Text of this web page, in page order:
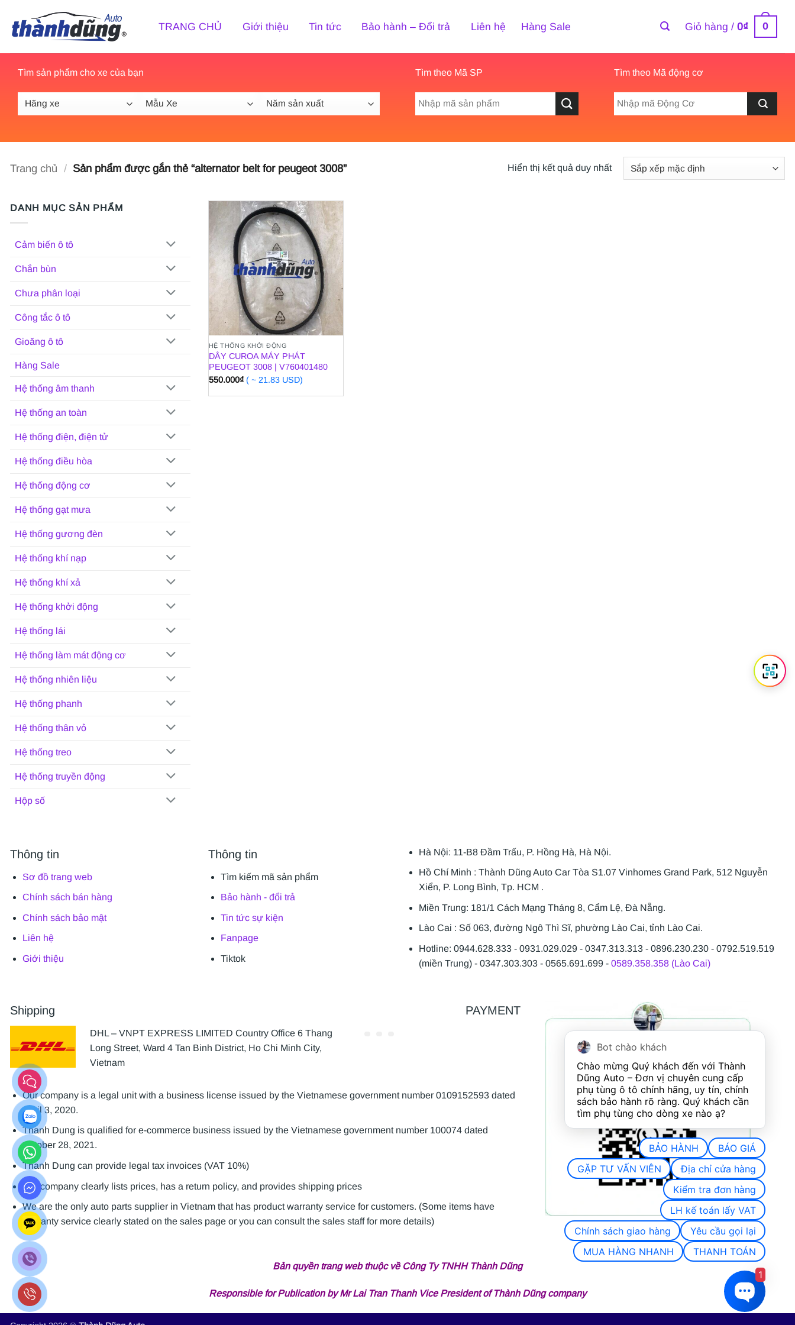
qua
nội
dung
TRANG CHỦ Giới thiệu Tin tức Bảo hành – Đổi trả Liên hệ Hàng Sale Giỏ hàng /0₫ 0
Tìm sản phẩm cho xe của bạn Tìm theo Mã SP
Tìm
Tìm theo Mã động cơ
Trang chủ / Sản phẩm được gắn thẻ “alternator belt for peugeot 3008” Hiển thị kết quả duy nhất
DANH MỤC SẢN PHẨM
Cảm biến ô tô
Chắn bùn
Chưa phân loại
Công tắc ô tô
Gioăng ô tô
Hàng Sale
Hệ thống âm thanh
Hệ thống an toàn
Hệ thống điện, điện tử
Hệ thống điều hòa
Hệ thống động cơ
Hệ thống gạt mưa
Hệ thống gương đèn
Hệ thống khí nạp
Hệ thống khí xả
Hệ thống khởi động
Hệ thống lái
Hệ thống làm mát động cơ
Hệ thống nhiên liệu
Hệ thống phanh
Hệ thống thân vỏ
Hệ thống treo
Hệ thống truyền động
Hộp số
HỆ THỐNG KHỞI ĐỘNG
DÂY CUROA MÁY PHÁT
PEUGEOT 3008 | V760401480
550.000₫ ( ~ 21.83 USD)
Thông tin
Sơ đồ trang web
Chính sách bán hàng
Chính sách bảo mật
Liên hệ
Giới thiệu
Thông tin
Tìm kiếm mã sản phẩm
Bảo hành - đổi trả
Tin tức sự kiện
Fanpage
Tiktok
Hà Nội: 11-B8 Đầm Trấu, P. Hồng Hà, Hà Nội.
Hồ Chí Minh : Thành Dũng Auto Car Tòa S1.07 Vinhomes Grand Park, 512 Nguyễn
Xiển, P. Long Bình, Tp. HCM .
Miền Trung: 181/1 Cách Mạng Tháng 8, Cẩm Lệ, Đà Nẵng.
Lào Cai : Số 063, đường Ngô Thì Sĩ, phường Lào Cai, tỉnh Lào Cai.
Hotline: 0944.628.333 - 0931.029.029 - 0347.313.313 - 0896.230.230 - 0792.519.519
(miền Trung) - 0347.303.303 - 0565.691.699 - 0589.358.358 (Lào Cai)
Shipping
DHL – VNPT EXPRESS LIMITED Country Office 6 Thang
Long Street, Ward 4 Tan Binh District, Ho Chi Minh City,
Vietnam
PAYMENT
Our company is a legal unit with a business license issued by the Vietnamese government number 0109152593 dated
April 3, 2020.
Thanh Dung is qualified for e-commerce business issued by the Vietnamese government number 100074 dated
October 28, 2021.
Thanh Dung can provide legal tax invoices (VAT 10%)
Our company clearly lists prices, has a return policy, and provides shipping prices
We are the only auto parts supplier in Vietnam that has product warranty service for customers. (Some items have
warranty service clearly stated on the sales page or you can consult the sales staff for more details)
Bản quyền trang web thuộc về Công Ty TNHH Thành Dũng
Responsible for Publication by Mr Lai Tran Thanh Vice President of Thành Dũng company
Bot chào khách
Chào mừng Quý khách đến với Thành
Dũng Auto – Đơn vị chuyên cung cấp
phụ tùng ô tô chính hãng, uy tín, chính
sách bảo hành rõ ràng. Quý khách cần
tìm phụ tùng cho dòng xe nào ạ?
BẢO HÀNH
BÁO GIÁ
GẶP TƯ VẤN VIÊN
Địa chỉ cửa hàng
Kiểm tra đơn hàng
LH kế toán lấy VAT
Chính sách giao hàng
Yêu cầu gọi lại
MUA HÀNG NHANH
THANH TOÁN
1